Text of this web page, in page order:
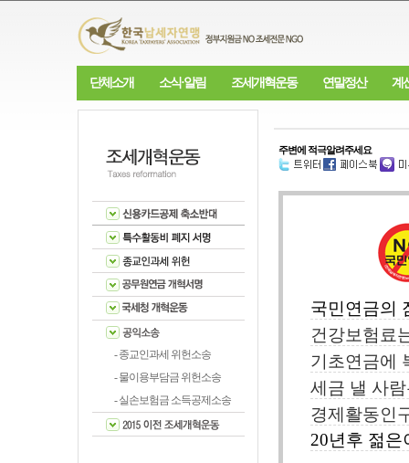
단체소개 소식·알림 조세개혁운동 연말정산 계
- 종교인과세 위헌소송
- 물이용부담금 위헌소송
- 실손보험금 소득공제소송
주변에 적극알려주세요
국민연금의
건강보험료
기초연금에
세금 낼 사
경제활동인
20년후 젊은